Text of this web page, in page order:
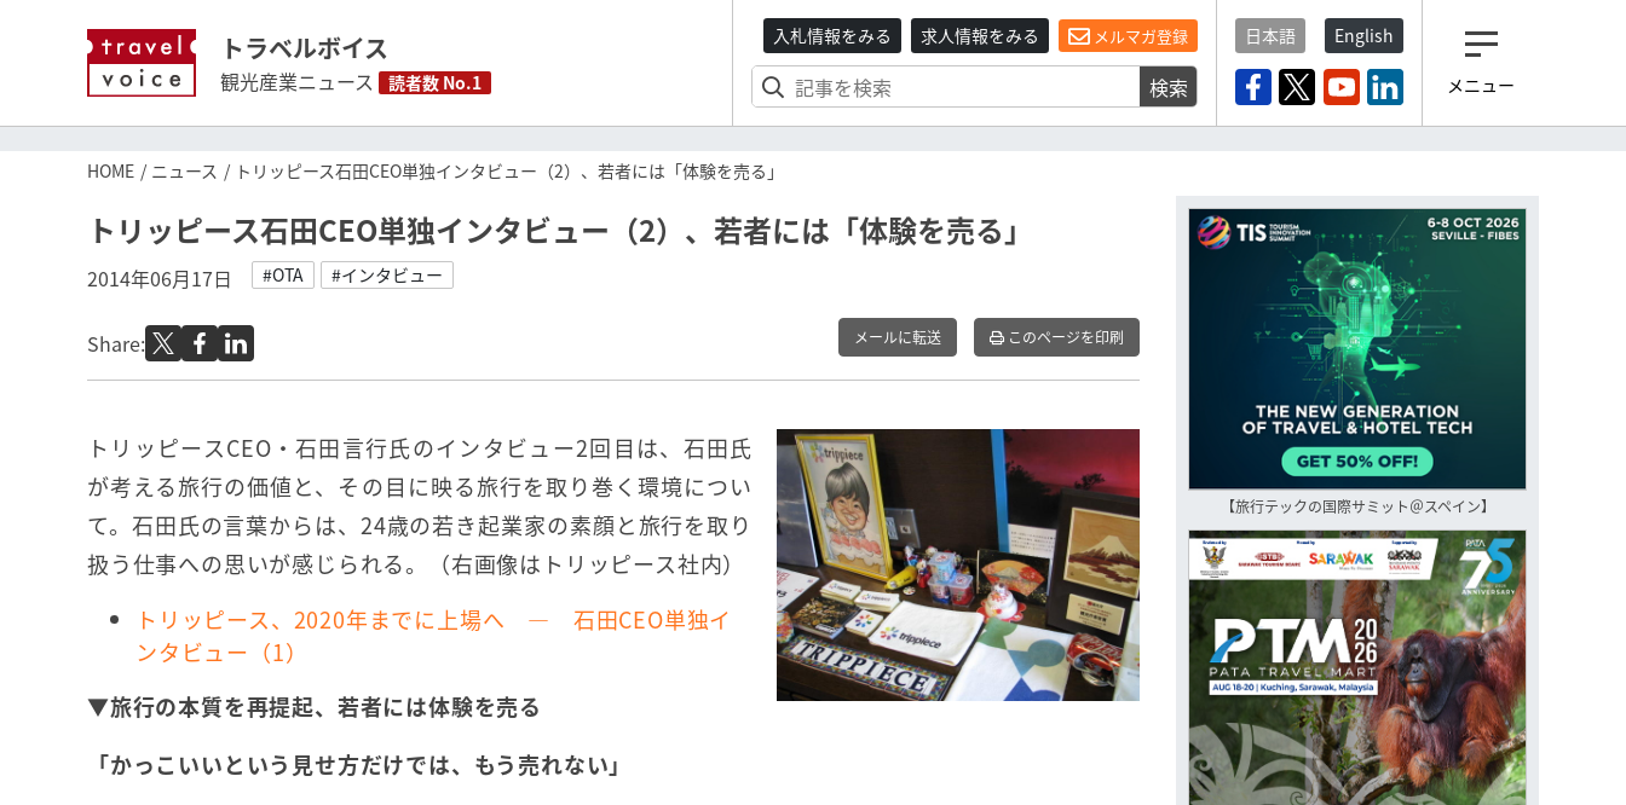
トラベルボイス
観光産業ニュース 読者数 No.1
入札情報をみる 求人情報をみる メルマガ登録
検索
日本語 English
メニュー
HOME ニュース トリッピース石田CEO単独インタビュー（2）、若者には「体験を売る」
トリッピース石田CEO単独インタビュー（2）、若者には「体験を売る」
2014年06月17日 #OTA #インタビュー
Share: メールに転送 このページを印刷
トリッピースCEO・石田言行氏のインタビュー2回目は、石田氏
が考える旅行の価値と、その目に映る旅行を取り巻く環境につい
て。石田氏の言葉からは、24歳の若き起業家の素顔と旅行を取り
扱う仕事への思いが感じられる。（右画像はトリッピース社内）
トリッピース、2020年までに上場へ ― 石田CEO単独イ
ンタビュー（1）
▼旅行の本質を再提起、若者には体験を売る
「かっこいいという見せ方だけでは、もう売れない」
【旅行テックの国際サミット＠スペイン】
観光産業ニュース「トラベ
登録済みですよね？
もし未だ登録していないなら…
いますぐ登録する